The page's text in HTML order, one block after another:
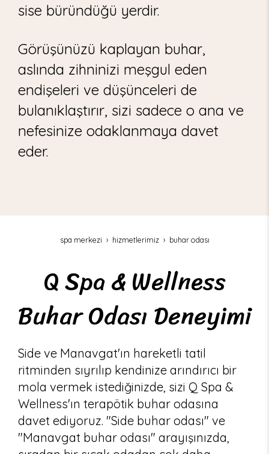
sise büründüğü yerdir.
Görüşünüzü kaplayan buhar,
aslında zihninizi meşgul eden
endişeleri ve düşünceleri de
bulanıklaştırır, sizi sadece o ana ve
nefesinize odaklanmaya davet
eder.
spa merkezi hi̇zmetleri̇mi̇z buhar odası
Q Spa & Wellness
Buhar Odası Deneyimi
Side ve Manavgat'ın hareketli tatil
ritminden sıyrılıp kendinize arındırıcı bir
mola vermek istediğinizde, sizi Q Spa &
Wellness'ın terapötik buhar odasına
davet ediyoruz. "Side buhar odası" ve
"Manavgat buhar odası" arayışınızda,